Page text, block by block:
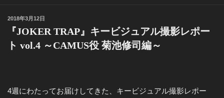
投
稿
2018年3月12日
『JOKER TRAP』キービジュアル撮影レポー
ト vol.4 ～CAMUS役 菊池修司編～
4週にわたってお届けしてきた、キービジュアル撮影レポー